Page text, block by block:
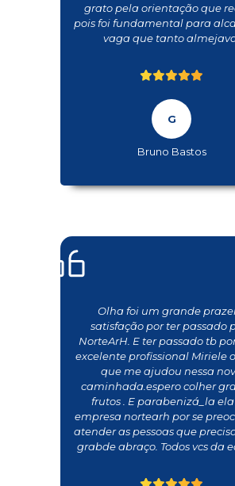
grato pela orientação que
pois foi fundamental para
vaga que tanto
Bruno Bastos
Olha foi um grande
satisfação por ter passado
NorteArH. E ter passado tb
excelente profissional Miriele
que me ajudou nessa
caminhada.espero colher
frutos . E parabenizá_la ela
empresa nortearh por se
atender as pessoas que
grabde abraço. Todos vcs da